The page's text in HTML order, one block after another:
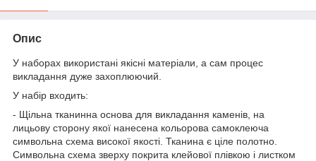
Опис
У наборах використані якісні матеріали, а сам процес
викладання дуже захоплюючий.
У набір входить:
- Щільна тканинна основа для викладання каменів, на
лицьову сторону якої нанесена кольорова самоклеюча
символьна схема високої якості. Тканина є ціле полотно.
Символьна схема зверху покрита клейової плівкою і листком